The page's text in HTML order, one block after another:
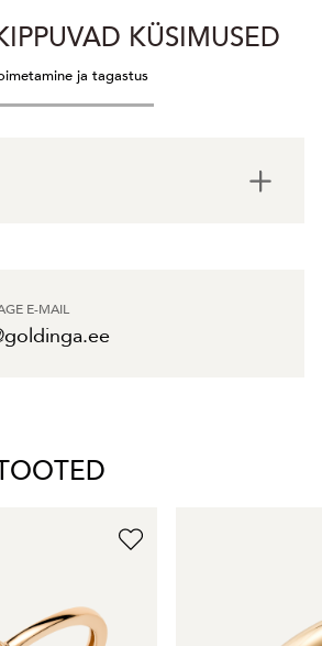
E-MAIL
KÜSIMUSED
ja tagastus